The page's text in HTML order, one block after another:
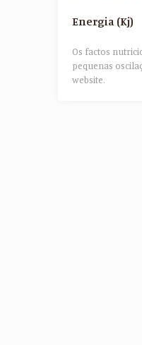
Energia (Kj)
Os factos
pequenas
website.​